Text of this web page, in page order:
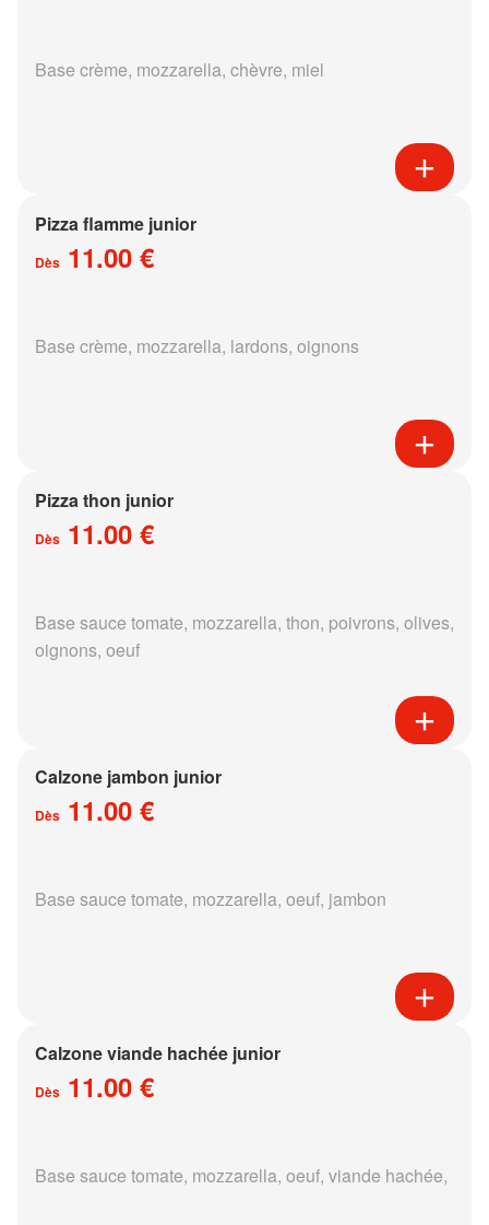
Base crème, mozzarella, chèvre, miel
Pizza flamme junior
Dès 11.00 €
Base crème, mozzarella, lardons, oignons
Pizza thon junior
Dès 11.00 €
Base sauce tomate, mozzarella, thon, poivrons, olives,
oignons, oeuf
Calzone jambon junior
Dès 11.00 €
Base sauce tomate, mozzarella, oeuf, jambon
Calzone viande hachée junior
Dès 11.00 €
Base sauce tomate, mozzarella, oeuf, viande hachée,